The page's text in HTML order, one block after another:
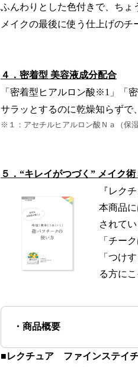
ふんわりとした色付きで、ちょ
メイクの最後に使う仕上げの
４．密着型 美容液成分配合
「密着型ヒアルロン酸※1」「
サラッとするのに乾燥知らずで
※１：アセチルヒアルロン酸Ｎａ（保
５．“キレイがつづく” メイク
『レク
本商品
されてい
「チー
「つけ
る方に
・商品概要
■レクチュア ファインステイ